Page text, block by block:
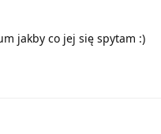
jakby co jej się spytam :)